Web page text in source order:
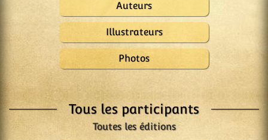
Auteurs
Illustrateurs
Photos
Tous les participants